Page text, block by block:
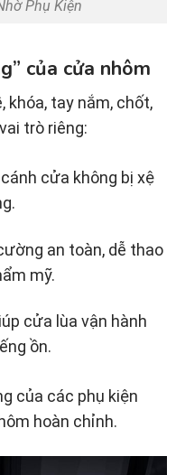
Phụ Kiện
của cửa nhôm
khóa, tay nắm, chốt,
trò riêng:
cửa không bị xệ
an toàn, dễ thao
mỹ.
cửa lùa vận hành
ồn.
của các phụ kiện
hoàn chỉnh.